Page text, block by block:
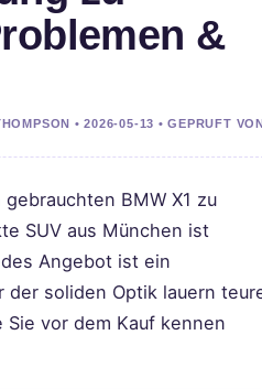
&
• 2026-05-13 • GEPRUFT
BMW X1 zu
SUV aus München ist
Angebot ist ein
der soliden Optik lauern
Sie vor dem Kauf kennen